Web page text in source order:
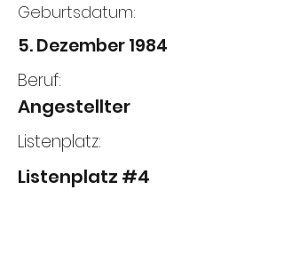
Geburtsdatum:
5. Dezember 1984
Beruf:
Angestellter
Listenplatz:
Listenplatz #4